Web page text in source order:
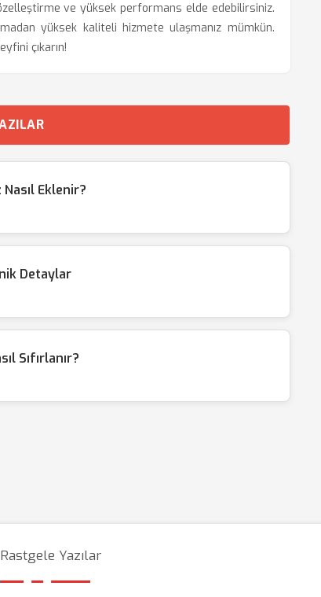
ve yüksek performans elde edebilirsiniz.
yüksek kaliteli hizmete ulaşmanız mümkün.
çıkarın!
Eklenir?
Detaylar
Sıfırlanır?
Rastgele Yazılar